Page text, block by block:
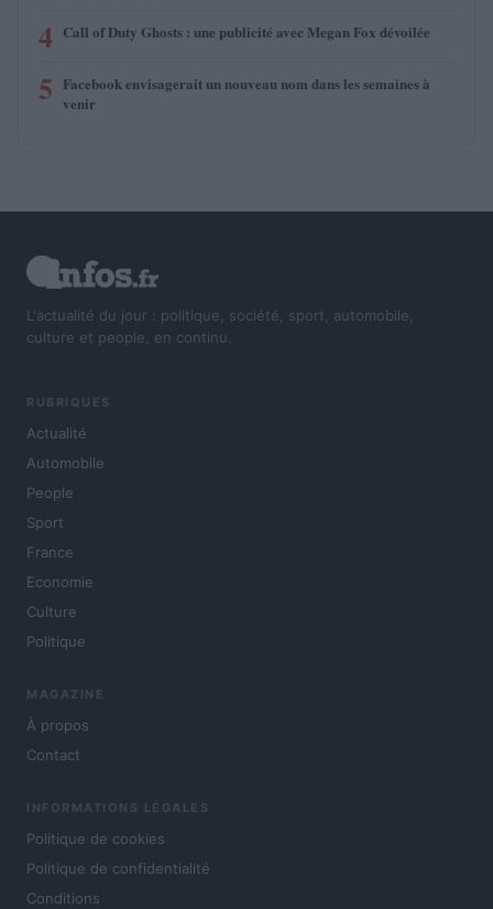
4 Call of Duty Ghosts : une publicité avec Megan Fox dévoilée
5 Facebook envisagerait un nouveau nom dans les semaines à
venir
L'actualité du jour : politique, société, sport, automobile,
culture et people, en continu.
RUBRIQUES
Actualité
Automobile
People
Sport
France
Economie
Culture
Politique
MAGAZINE
À propos
Contact
INFORMATIONS LÉGALES
Politique de cookies
Politique de confidentialité
Conditions